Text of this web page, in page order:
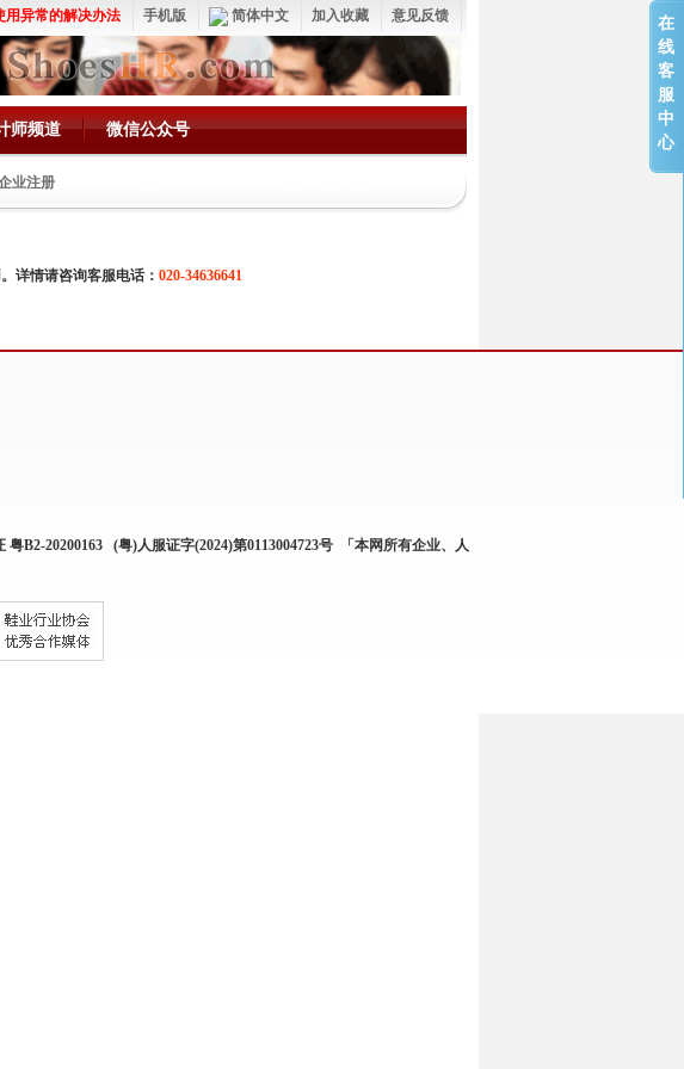
意见反馈
加入收藏
简体中文
手机版
用异常的解决办法
师频道 微信公众号
业注册
详情请咨询客服电话： 020-34636641
在
线
客
服
中
心
粤B2-20200163 (粤)人服证字(2024)第0113004723号
「本网所有企业、人